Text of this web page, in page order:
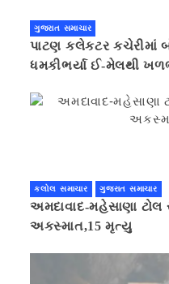
ગુજરાત સમાચાર
પાટણ કલેકટર કચેરીમાં
ધમકીભર્યા
કલોલ સમાચાર ગુજરાત સમાચાર
અમદાવાદ-મહેસાણા ટોલ
અકસ્માત,15 મૃત્યુ